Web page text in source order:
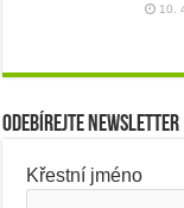
10.
Odebírejte newsletter
Křestní jméno